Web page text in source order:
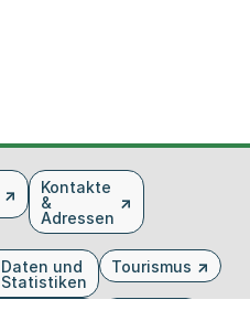
Kontakte
&
Adressen
Daten und
Statistiken
Tourismus